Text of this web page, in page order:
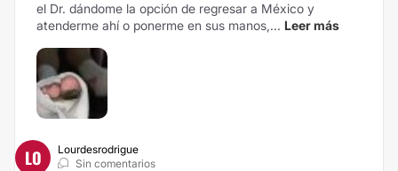
el Dr. dándome la opción de regresar a México y
atenderme ahí o ponerme en sus manos,... Leer más
LO
Lourdesrodrigue
Sin comentarios